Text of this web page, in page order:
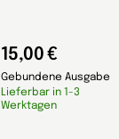
15,00 €
Gebundene Ausgabe
Lieferbar in 1-3
Werktagen